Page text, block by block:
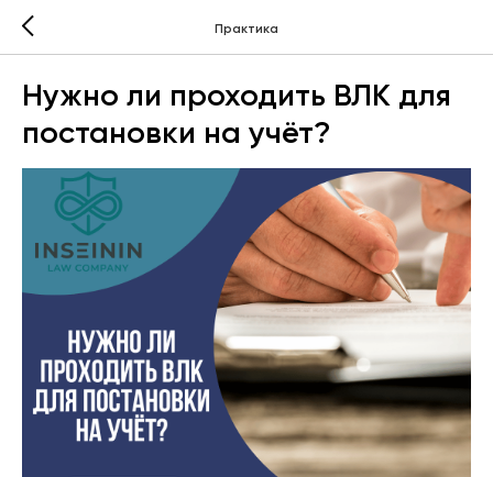
Практика
Нужно ли проходить ВЛК для
постановки на учёт?